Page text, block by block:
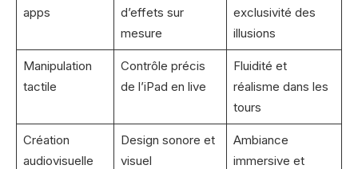
apps
d’effets sur
mesure
exclusivité des
illusions
Manipulation
tactile
Contrôle précis
de l’iPad en live
Fluidité et
réalisme dans les
tours
Création
audiovisuelle
Design sonore et
visuel
Ambiance
immersive et